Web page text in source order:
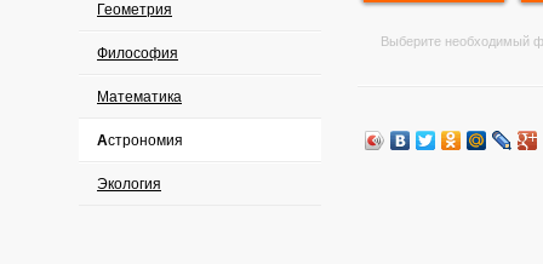
Геометрия
Философия
Математика
Астрономия
Экология
Выберите необходимый